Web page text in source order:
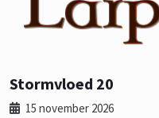
Stormvloed 20
15 november 2026